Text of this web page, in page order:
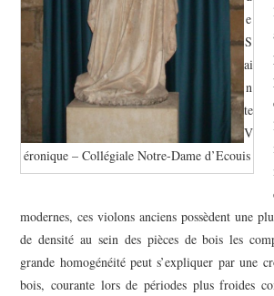
e
S
ai
n
te
V
éronique – Collégiale Notre-Dame d’Ecouis
modernes, ces violons anciens possèdent une
de densité au sein des pièces de bois les
grande homogénéité peut s’expliquer par une
bois, courante lors de périodes plus froides